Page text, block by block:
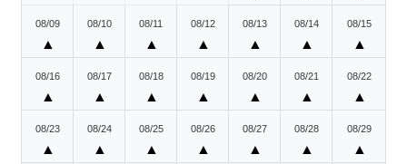
08/09
▲
08/10
▲
08/11
▲
08/12
▲
08/13
▲
08/14
▲
08/15
▲
08/16
▲
08/17
▲
08/18
▲
08/19
▲
08/20
▲
08/21
▲
08/22
▲
08/23
▲
08/24
▲
08/25
▲
08/26
▲
08/27
▲
08/28
▲
08/29
▲